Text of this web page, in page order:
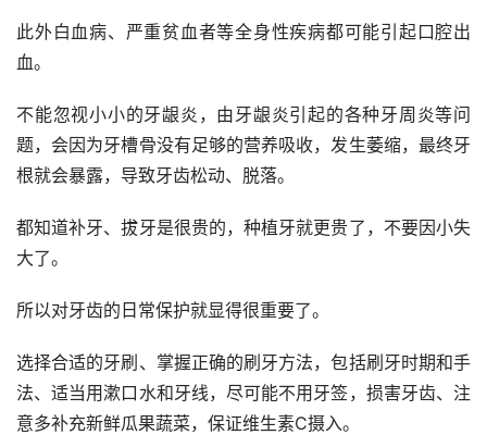
此外白血病、严重贫血者等全身性疾病都可能引起口腔出
血。
不能忽视小小的牙龈炎，由牙龈炎引起的各种牙周炎等问
题，会因为牙槽骨没有足够的营养吸收，发生萎缩，最终牙
根就会暴露，导致牙齿松动、脱落。
都知道补牙、拔牙是很贵的，种植牙就更贵了，不要因小失
大了。
所以对牙齿的日常保护就显得很重要了。
选择合适的牙刷、掌握正确的刷牙方法，包括刷牙时期和手
法、适当用漱口水和牙线，尽可能不用牙签，损害牙齿、注
意多补充新鲜瓜果蔬菜，保证维生素C摄入。